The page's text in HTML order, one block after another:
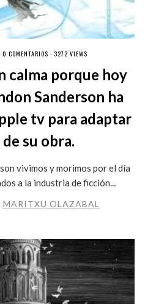
0 COMENTARIOS · 3272 VIEWS
calma porque hoy
Sanderson ha
tv para adaptar
su obra.
vivimos y morimos por el día
a la industria de ficción...
MARITXU OLAZABAL